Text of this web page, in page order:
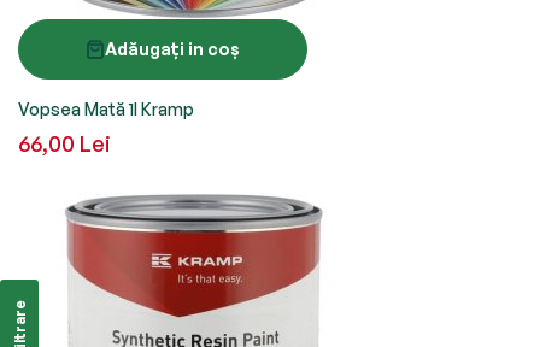
Adăugați in coș
Vopsea Mată 1l Kramp
66,00 Lei
Filtrare